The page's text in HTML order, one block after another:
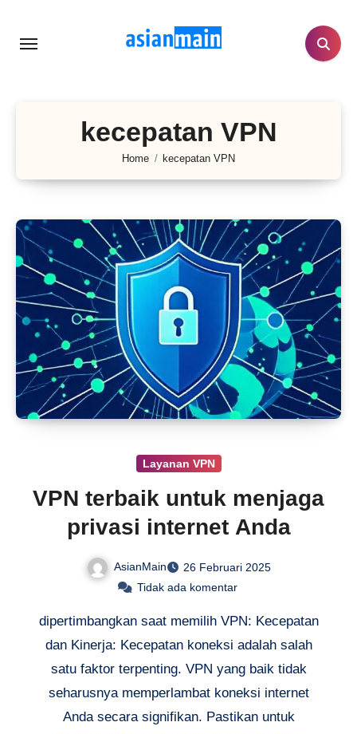
kecepatan VPN
Home kecepatan VPN
Layanan VPN
VPN terbaik untuk menjaga
privasi internet Anda
AsianMain
26 Februari 2025
Tidak ada komentar
dipertimbangkan saat memilih VPN: Kecepatan
dan Kinerja: Kecepatan koneksi adalah salah
satu faktor terpenting. VPN yang baik tidak
seharusnya memperlambat koneksi internet
Anda secara signifikan. Pastikan untuk